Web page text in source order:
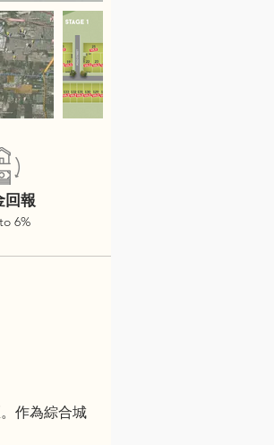
作為綜合城
回報
6%